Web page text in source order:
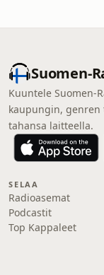
Suomen-
Kuuntele Suomen-
kaupungin,
tahansa laitteella.
SELAA
Radioasemat
Podcastit
Top Kappaleet